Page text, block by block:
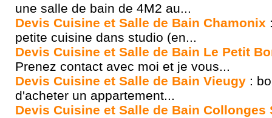
une salle de bain de 4M2 au...
Devis Cuisine et Salle de Bain Chamonix
petite cuisine dans studio (en...
Devis Cuisine et Salle de Bain Le Petit
Prenez contact avec moi et je vous...
Devis Cuisine et Salle de Bain Vieugy :
d'acheter un appartement...
Devis Cuisine et Salle de Bain Collonges